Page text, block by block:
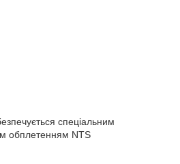
спеціальним
обплетенням NTS